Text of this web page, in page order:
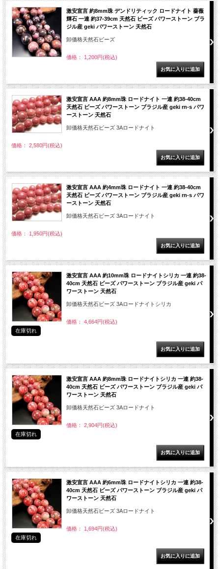
激安宣言 約8mm珠 デンドリティック ロードナイト 薔薇
輝石 一連 約37-39cm 天然石 ビーズ パワーストーン ブラ
ジル産 geki パワーストーン 天然石
卸価格天然石ビーズ
価格： 1,200円(税込)
激安宣言 AAA 約8mm珠 ロードナイト 一連 約38-40cm
天然石 ビーズ パワーストーン ブラジル産 geki rn-s パワ
ーストーン 天然石
卸価格天然石ビーズ 3Aロードナイト
価格： 2,580円(税込)
激安宣言 AAA 約4mm珠 ロードナイト 一連 約38-40cm
天然石 ビーズ パワーストーン ブラジル産 geki rn-s パワ
ーストーン 天然石
卸価格天然石ビーズ 3Aロードナイト
価格： 1,950円(税込)
激安宣言 AAA 約10mm珠 ロードナイトシリカ 一連 約38-
40cm 天然石 ビーズ パワーストーン ブラジル産 geki パ
ワーストーン 天然石
卸価格天然石ビーズ 3Aロードナイトシリカ
価格： 4,664円(税込)
在庫切れ
激安宣言 AAA 約8mm珠 ロードナイトシリカ 一連 約38-
40cm 天然石 ビーズ パワーストーン ブラジル産 geki パ
ワーストーン 天然石
卸価格天然石ビーズ 3Aロードナイト
価格： 2,904円(税込)
在庫切れ
激安宣言 AAA 約6mm珠 ロードナイトシリカ 一連 約38-
40cm 天然石 ビーズ パワーストーン ブラジル産 geki パ
ワーストーン 天然石
卸価格天然石ビーズ 3Aロードナイト
価格： 1,694円(税込)
在庫切れ